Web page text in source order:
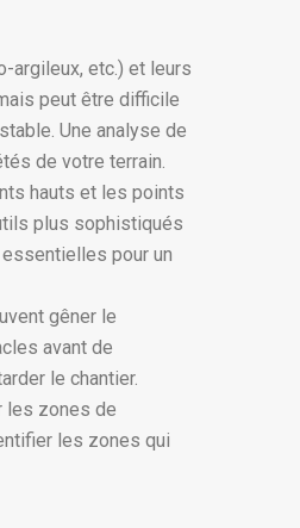
argileux, etc.) et leurs
peut être difficile
Une analyse de
de votre terrain.
hauts et les points
plus sophistiqués
pour un
gêner le
avant de
le chantier.
les zones de
les zones qui